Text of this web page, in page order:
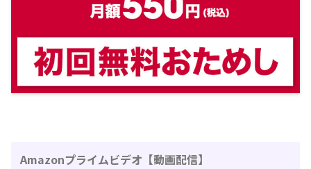
Amazonプライムビデオ【動画配信】